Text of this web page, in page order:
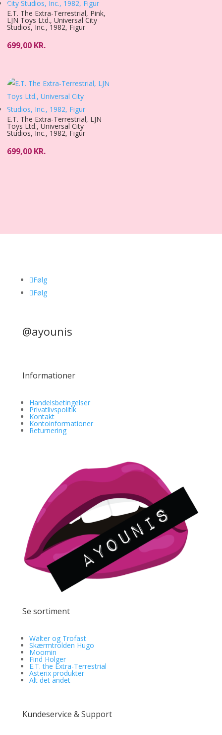
E.T. The Extra-Terrestrial, Pink,
LJN Toys Ltd., Universal City
Studios, Inc., 1982, Figur
699,00 KR.
E.T. The Extra-Terrestrial, LJN
Toys Ltd., Universal City
Studios, Inc., 1982, Figur
699,00 KR.
Følg
Følg
@ayounis
Informationer
Handelsbetingelser
Privatlivspolitik
Kontakt
Kontoinformationer
Returnering
Se sortiment
Walter og Trofast
Skærmtrolden Hugo
Moomin
Find Holger
E.T. the Extra-Terrestrial
Asterix produkter
Alt det andet
Kundeservice & Support